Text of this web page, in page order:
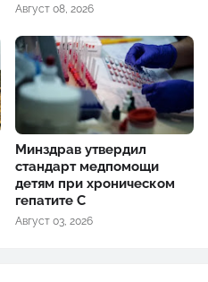
Август 08, 2026
Минздрав утвердил
стандарт медпомощи
детям при хроническом
гепатите С
Август 03, 2026